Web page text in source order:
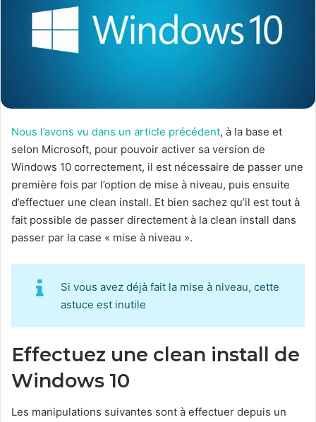
Nous l’avons vu dans un article précédent, à la base et
selon Microsoft, pour pouvoir activer sa version de
Windows 10 correctement, il est nécessaire de passer une
première fois par l’option de mise à niveau, puis ensuite
d’effectuer une clean install. Et bien sachez qu’il est tout à
fait possible de passer directement à la clean install dans
passer par la case « mise à niveau ».
Si vous avez déjà fait la mise à niveau, cette
astuce est inutile
Effectuez une clean install de
Windows 10
Les manipulations suivantes sont à effectuer depuis un